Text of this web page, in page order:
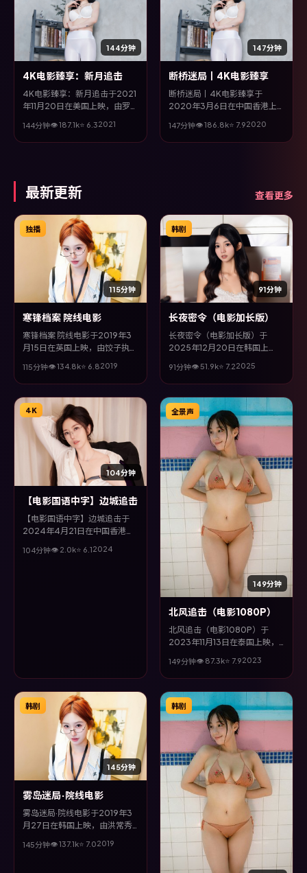
144分钟
4K电影臻享：新月追击
4K电影臻享：新月追击于2021
年11月20日在美国上映，由罗泓
泽、杨紫琼等主演。全片以奇幻
类型为主线，改编自真实事件与
144分钟👁187.1k⭐ 6.32021
147分钟
断桥迷局丨4K电影臻享
断桥迷局丨4K电影臻享于
2020年3月6日在中国香港上
松坂桃李、刘青云等主演。全片
以战争类型为主线，改编自真实
147分钟👁186.8k⭐ 7.92020
最新更新 查看更多
115分钟
独播
寒锋档案 院线电影
寒锋档案 院线电影于2019年3
月15日在英国上映，由饺子执
俪等主演。全片以奇幻类型为主
线，在时代洪流与个体抉择之
间，故事层层推进，节奏紧凑而
不失细腻。
115分钟👁134.8k⭐ 6.82019
91分钟
韩剧
长夜密令（电影加长版）
长夜密令（电影加长版）于
2025年12月20日在韩国上
政民、许光汉等主演。全片以爱
情类型为主线，影片以冷峻镜头
与饱满表演，呈现人物在极端情
境下的蜕变与救赎。
91分钟👁51.9k⭐ 7.22025
104分钟
4K
【电影国语中字】边城追击
【电影国语中字】边城追击于
2024年4月21日在中国香港上
昊、黄渤等主演。全片以科幻类
104分钟👁 2.0k⭐ 6.12024
149分钟
全景声
北风追击（电影1080P）
北风追击（电影1080P）于
2023年11月13日在泰国上映，
丹、梁朝伟等主演。全片以科幻
类型为主线，在时代洪流与个体
抉择之间，故事层层推进，节奏
紧凑而不失细腻。
149分钟👁 87.3k⭐ 7.92023
145分钟
韩剧
雾岛迷局·院线电影
雾岛迷局·院线电影于2019年3
月27日在韩国上映，由洪常秀
主演。全片以惊悚类型为主线，
145分钟👁137.1k⭐ 7.02019
韩剧